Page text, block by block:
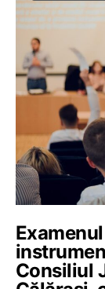
Consiliul